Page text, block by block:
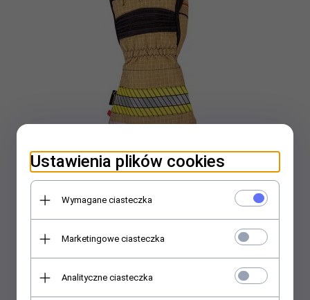
Rękawice pożarnicze Seiz FIRE-FIGHTER PREMIUM PBI
Ustawienia plików cookies
Wymagane ciasteczka
Marketingowe ciasteczka
Analityczne ciasteczka